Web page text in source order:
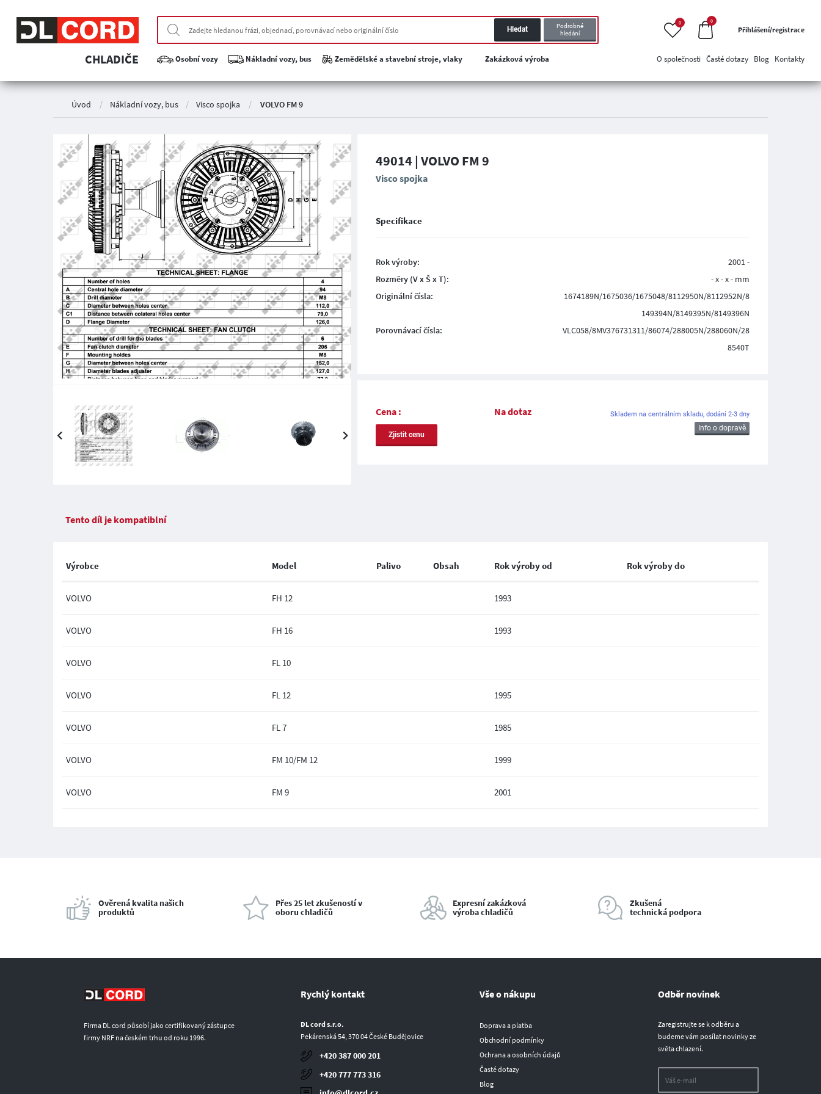
Hledat
Podrobné
hledání
0 0
Přihlášení/registrace
CHLADIČE Osobní vozy Nákladní vozy, bus Zemědělské a stavební stroje, vlaky Zakázková výroba O společnosti Časté dotazy Blog Kontakty
Úvod / Nákladní vozy, bus / Visco spojka / VOLVO FM 9
49014 | VOLVO FM 9
Visco spojka
Specifikace
Rok výroby:
2001 -
Rozměry (V x Š x T):
- x - x - mm
Originální čísla:
1674189N/1675036/1675048/8112950N/8112952N/8
149394N/8149395N/8149396N
Porovnávací čísla:
VLC058/8MV376731311/86074/288005N/288060N/28
8540T
Cena : Na dotaz
Zjistit cenu
Skladem na centrálním skladu, dodání 2-3 dny
Info o dopravě
Tento díl je kompatiblní
Výrobce Model Palivo Obsah Rok výroby od Rok výroby do
VOLVO FH 12 1993
VOLVO FH 16 1993
VOLVO FL 10
VOLVO FL 12 1995
VOLVO FL 7 1985
VOLVO FM 10/FM 12 1999
VOLVO FM 9 2001
Ověrená kvalita našich
produktů
Přes 25 let zkušeností v
oboru chladičů
Expresní zakázková
výroba chladičů
Zkušená
technická podpora
Firma DL cord působí jako certifikovaný zástupce
firmy NRF na českém trhu od roku 1996.
Rychlý kontakt
DL cord s.r.o.
Pekárenská 54, 370 04 České Budějovice
+420 387 000 201
+420 777 773 316
Vše o nákupu
Doprava a platba
Obchodní podmínky
Ochrana a osobních údajů
Časté dotazy
Blog
Odběr novinek
Zaregistrujte se k odběru a
budeme vám posílat novinky ze
světa chlazení.